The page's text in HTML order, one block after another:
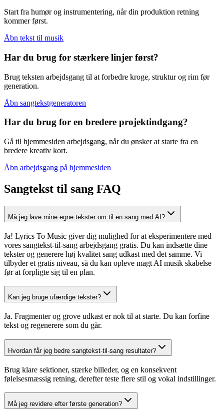
Start fra humør og instrumentering, når din produktion retning
kommer først.
Åbn tekst til musik
Har du brug for stærkere linjer først?
Brug teksten arbejdsgang til at forbedre kroge, struktur og rim før
generation.
Åbn sangtekstgeneratoren
Har du brug for en bredere projektindgang?
Gå til hjemmesiden arbejdsgang, når du ønsker at starte fra en
bredere kreativ kort.
Åbn arbejdsgang på hjemmesiden
Sangtekst til sang FAQ
Må jeg lave mine egne tekster om til en sang med AI?
Ja! Lyrics To Music giver dig mulighed for at eksperimentere med
vores sangtekst-til-sang arbejdsgang gratis. Du kan indsætte dine
tekster og generere høj kvalitet sang udkast med det samme. Vi
tilbyder et gratis niveau, så du kan opleve magt AI musik skabelse
før at forpligte sig til en plan.
Kan jeg bruge ufærdige tekster?
Ja. Fragmenter og grove udkast er nok til at starte. Du kan forfine
tekst og regenerere som du går.
Hvordan får jeg bedre sangtekst-til-sang resultater?
Brug klare sektioner, stærke billeder, og en konsekvent
følelsesmæssig retning, derefter teste flere stil og vokal indstillinger.
Må jeg revidere efter første generation?